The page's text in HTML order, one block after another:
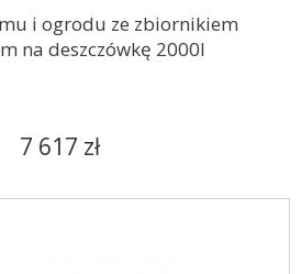
i ogrodu ze zbiornikiem
na deszczówkę 2000l
7 617 zł